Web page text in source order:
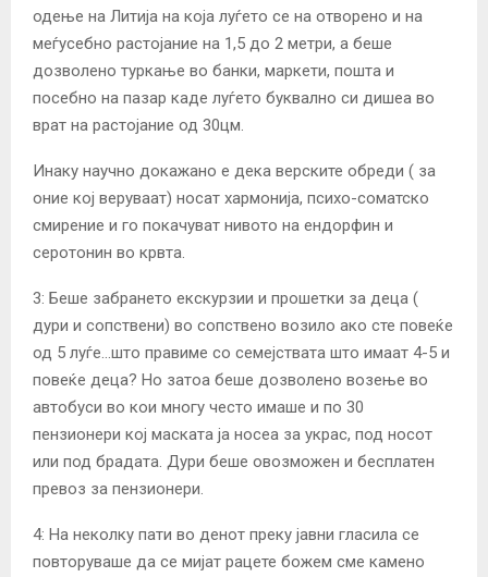
одење на Литија на која луѓето се на отворено и на
меѓусебно растојание на 1,5 до 2 метри, а беше
дозволено туркање во банки, маркети, пошта и
посебно на пазар каде луѓето буквално си дишеа во
врат на растојание од 30цм.
Инаку научно докажано е дека верските обреди ( за
оние кој веруваат) носат хармонија, психо-соматско
смирение и го покачуват нивото на ендорфин и
серотонин во крвта.
3: Беше забрането екскурзии и прошетки за деца (
дури и сопствени) во сопствено возило ако сте повеќе
од 5 луѓе…што правиме со семејствата што имаат 4-5 и
повеќе деца? Но затоа беше дозволено возење во
автобуси во кои многу често имаше и по 30
пензионери кој маската ја носеа за украс, под носот
или под брадата. Дури беше овозможен и бесплатен
превоз за пензионери.
4: На неколку пати во денот преку јавни гласила се
повторуваше да се мијат рацете божем сме камено